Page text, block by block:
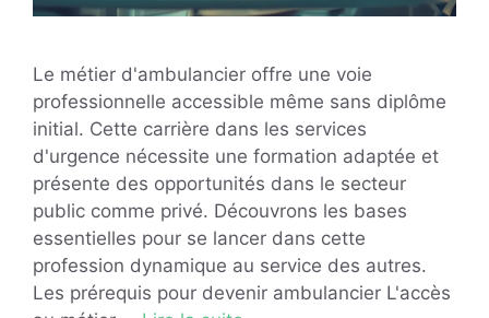
Le métier d'ambulancier offre une voie
professionnelle accessible même sans diplôme
initial. Cette carrière dans les services
d'urgence nécessite une formation adaptée et
présente des opportunités dans le secteur
public comme privé. Découvrons les bases
essentielles pour se lancer dans cette
profession dynamique au service des autres.
Les prérequis pour devenir ambulancier L'accès